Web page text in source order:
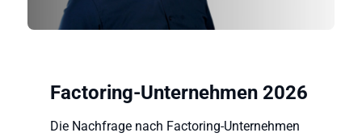
Factoring-Unternehmen 2026
Die Nachfrage nach Factoring-Unternehmen